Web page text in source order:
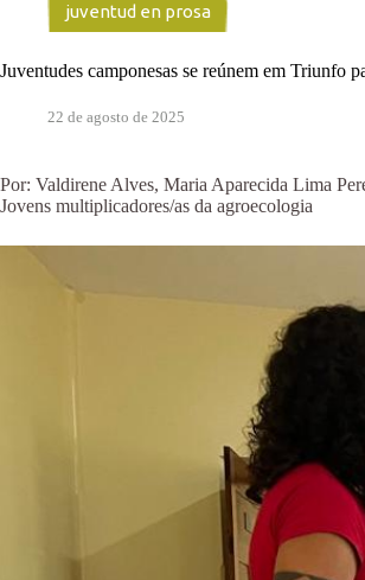
juventud en prosa
Juventudes camponesas se reúnem em Triunfo
22 de agosto de 2025
Por: Valdirene Alves, Maria Aparecida Lima
Jovens multiplicadores/as da agroecologia